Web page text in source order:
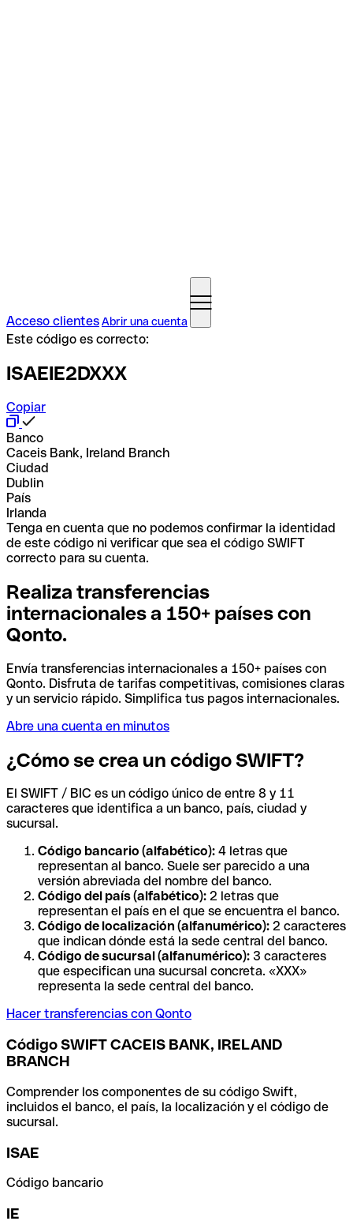
Acceso clientesAbrir una cuenta
Este código es correcto:
ISAEIE2DXXX
Copiar
Banco
Caceis Bank, Ireland Branch
Ciudad
Dublin
País
Irlanda
Tenga en cuenta que no podemos confirmar la identidad
de este código ni verificar que sea el código SWIFT
correcto para su cuenta.
Realiza transferencias
internacionales a 150+ países con
Qonto.
Envía transferencias internacionales a 150+ países con
Qonto. Disfruta de tarifas competitivas, comisiones claras
y un servicio rápido. Simplifica tus pagos internacionales.
Abre una cuenta en minutos
¿Cómo se crea un código SWIFT?
El SWIFT / BIC es un código único de entre 8 y 11
caracteres que identifica a un banco, país, ciudad y
sucursal.
Código bancario (alfabético): 4 letras que
representan al banco. Suele ser parecido a una
versión abreviada del nombre del banco.
Código del país (alfabético): 2 letras que
representan el país en el que se encuentra el banco.
Código de localización (alfanumérico): 2 caracteres
que indican dónde está la sede central del banco.
Código de sucursal (alfanumérico): 3 caracteres
que especifican una sucursal concreta. «XXX»
representa la sede central del banco.
Hacer transferencias con Qonto
Código SWIFT CACEIS BANK, IRELAND
BRANCH
Comprender los componentes de su código Swift,
incluidos el banco, el país, la localización y el código de
sucursal.
ISAE
Código bancario
IE